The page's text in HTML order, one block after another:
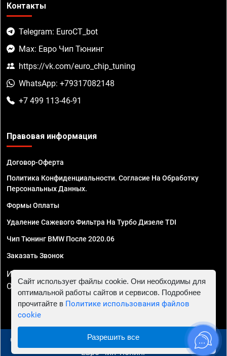
Контакты
Telegram: EuroCT_bot
Max: Евро Чип Тюнинг
https://vk.com/euro_chip_tuning
WhatsApp: +79317082148
+7 499 113-46-91
Правовая информация
Договор-Оферта
Политика Конфиденциальности. Согласие На Обработку
Персональных Данных.
Формы Оплаты
Удаление Сажевого Фильтра На Турбо Дизеле TDI
Чип Тюнинг BMW После 2020.06
Заказать Звонок
ИП Смирнов Георгий Павлович. ИНН 781302555843,
ОГРНИП 324470400032610
© 2010 - 2026 Чип тюнинг в Москве и МО - Автосервис
"Евро Чип Тюнинг"
Сайт использует файлы cookie. Они необходимы для
оптимальной работы сайтов и сервисов. Подробнее
прочитайте в Политике использования файлов
cookie
Разрешить все